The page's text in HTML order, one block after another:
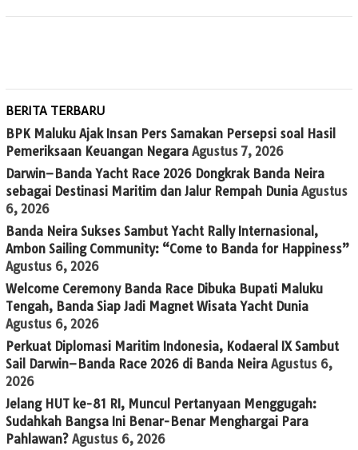
BERITA TERBARU
BPK Maluku Ajak Insan Pers Samakan Persepsi soal Hasil
Pemeriksaan Keuangan Negara Agustus 7, 2026
Darwin–Banda Yacht Race 2026 Dongkrak Banda Neira
sebagai Destinasi Maritim dan Jalur Rempah Dunia Agustus
6, 2026
Banda Neira Sukses Sambut Yacht Rally Internasional,
Ambon Sailing Community: “Come to Banda for Happiness”
Agustus 6, 2026
Welcome Ceremony Banda Race Dibuka Bupati Maluku
Tengah, Banda Siap Jadi Magnet Wisata Yacht Dunia
Agustus 6, 2026
Perkuat Diplomasi Maritim Indonesia, Kodaeral IX Sambut
Sail Darwin–Banda Race 2026 di Banda Neira Agustus 6,
2026
Jelang HUT ke-81 RI, Muncul Pertanyaan Menggugah:
Sudahkah Bangsa Ini Benar-Benar Menghargai Para
Pahlawan? Agustus 6, 2026